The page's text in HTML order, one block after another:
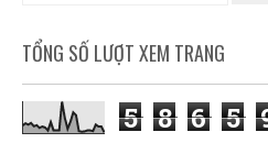
TỔNG SỐ LƯỢT XEM TRANG
5 8 6 5